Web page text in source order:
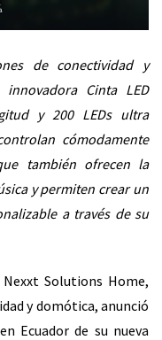
de conectividad y
Cinta LED
y 200 LEDs ultra
cómodamente
también ofrecen la
y permiten crear un
a través de su
Nexxt Solutions Home,
y domótica, anunció
Ecuador de su nueva